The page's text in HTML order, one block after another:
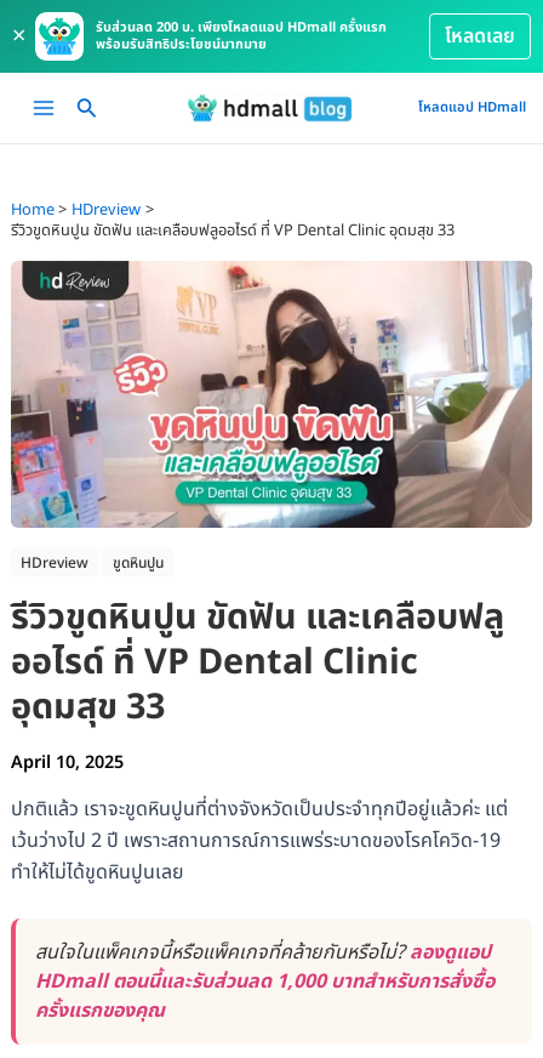
×
รับส่วนลด 200 บ. เพียงโหลดแอป HDmall ครั้งแรก
พร้อมรับสิทธิประโยชน์มากมาย
โหลดเลย
Main
โหลดแอป HDmall
Home
HDreview
รีวิวขูดหินปูน ขัดฟัน และเคลือบฟลูออไรด์ ที่ VP Dental Clinic อุดมสุข 33
HDreview ขูดหินปูน
รีวิวขูดหินปูน ขัดฟัน และเคลือบฟลู
ออไรด์ ที่ VP Dental Clinic
อุดมสุข 33
April 10, 2025
ปกติแล้ว เราจะขูดหินปูนที่ต่างจังหวัดเป็นประจำทุกปีอยู่แล้วค่ะ แต่
เว้นว่างไป 2 ปี เพราะสถานการณ์การแพร่ระบาดของโรคโควิด-19
ทำให้ไม่ได้ขูดหินปูนเลย
สนใจในแพ็คเกจนี้หรือแพ็คเกจที่คล้ายกันหรือไม่?ลองดูแอป
HDmall ตอนนี้และรับส่วนลด 1,000 บาทสำหรับการสั่งซื้อ
ครั้งแรกของคุณ